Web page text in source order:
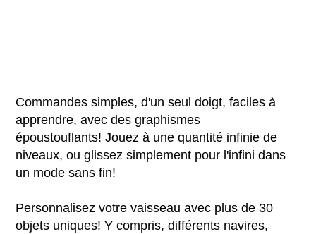
Commandes simples, d'un seul doigt, faciles à
apprendre, avec des graphismes
époustouflants! Jouez à une quantité infinie de
niveaux, ou glissez simplement pour l'infini dans
un mode sans fin!
Personnalisez votre vaisseau avec plus de 30
objets uniques! Y compris, différents navires,